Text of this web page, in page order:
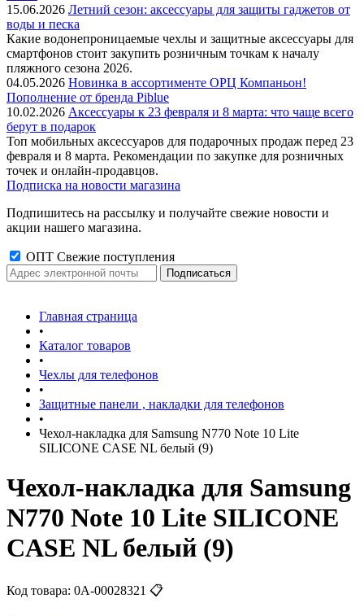
15.06.2026 Летний сезон: аксессуары для защиты гаджетов от
воды и песка
Какие водонепроницаемые чехлы и защитные аксессуары для
смартфонов стоит закупить розничным точкам к началу
пляжного сезона 2026.
04.05.2026 Новинка в ассортименте OРЦ Компаньон!
Пополнение от бренда Piblue
10.02.2026 Аксессуары к 23 февраля и 8 марта: что чаще всего
берут в подарок
Топ мобильных аксессуаров для подарочных продаж перед 23
февраля и 8 марта. Рекомендации по закупке для розничных
точек и онлайн-продавцов.
Подписка на новости магазина
Подпишитесь на рассылку и получайте свежие новости и
акции нашего магазина.
ОПТ Свежие поступления
Главная страница
•
Каталог товаров
•
Чехлы для телефонов
•
Защитные панели , накладки для телефонов
•
Чехол-накладка для Samsung N770 Note 10 Lite
SILICONE CASE NL белый (9)
Чехол-накладка для Samsung
N770 Note 10 Lite SILICONE
CASE NL белый (9)
Код товара: 0А-00028321 📋